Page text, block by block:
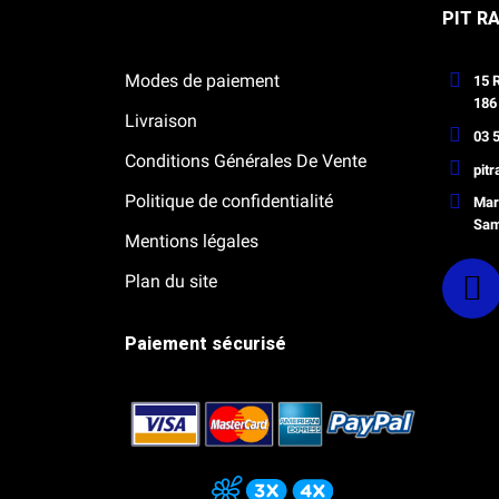
Modes de paiement
Livraison
Conditions Générales De Vente
Politique de confidentialité
Mentions légales
Plan du site
Paiement sécurisé
PIT
15
03